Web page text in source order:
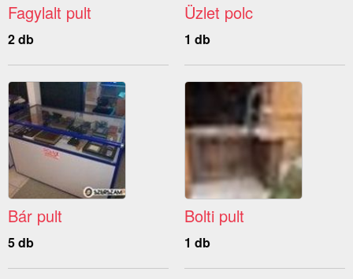
Fagylalt pult
2 db
Üzlet polc
1 db
Bár pult
5 db
Bolti pult
1 db